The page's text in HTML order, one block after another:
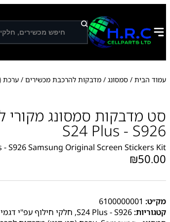
ח
י
פ
עמוד הבית / סמסונג / מדבקות להרכבת מכשירים / ערכת
S24 Plus - S926
- S926 Samsung Original Screen Stickers Kit
₪50.00
מק״ט: 6100000001
קטגוריות: S24 Plus - S926
, חלקי חילוף עפ"י